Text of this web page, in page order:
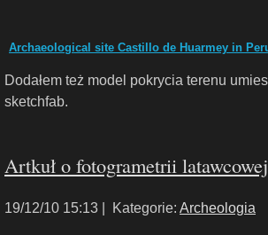
Archaeological site Castillo de Huarmey in
Dodałem też model pokrycia terenu
sketchfab.
Artkuł o fotogrametrii
19/12/10 15:13 | Kategorie: Archeologia